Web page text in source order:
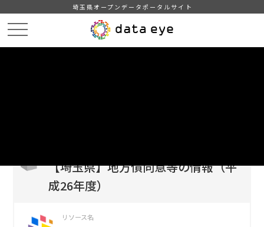
埼玉県オープンデータポータルサイト
【埼玉県】地方債同意等の情報（平
成26年度）
リソース名